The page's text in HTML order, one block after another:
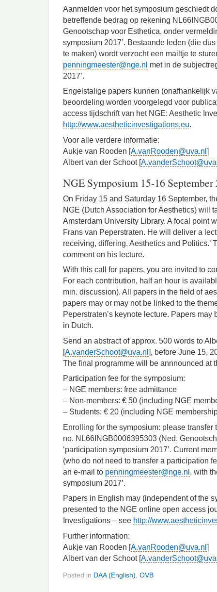
Aanmelden voor het symposium geschiedt
betreffende bedrag op rekening
Genootschap voor Esthetica, onder
symposium 2017’. Bestaande leden (die
te maken) wordt verzocht een mailtje te
penningmeester@nge.nl met in de
2017’.
Engelstalige papers kunnen (onafhankelijk
beoordeling worden voorgelegd voor
access tijdschrift van het NGE: Aesthetic
http://www.aestheticinvestigations.eu.
Voor alle verdere informatie:
Aukje van Rooden [A.vanRooden@uva.nl ]
Albert van der Schoot [
NGE Symposium 15-16
On Friday 15 and Saturday 16 September,
NGE (Dutch Association for Aesthetics) will
Amsterdam University Library. A focal point
Frans van Peperstraten. He will deliver a
receiving, differing. Aesthetics and Politics.’
comment on his lecture.
With this call for papers, you are invited to
For each contribution, half an hour is
min. discussion). All papers in the field of
papers may or may not be linked to the
Peperstraten’s keynote lecture. Papers
in Dutch.
Send an abstract of approx. 500 words to
[A.vanderSchoot@uva.nl ], before June 15,
The final programme will be annnounced at
Participation fee for the symposium:
– NGE members: free admittance
– Non-members: € 50 (including NGE
– Students: € 20 (including NGE
Enrolling for the symposium: please transfer
no. NL66INGB0006395303 (Ned.
‘participation symposium 2017’. Current
(who do not need to transfer a participation
an e-mail to penningmeester@nge.nl , with
symposium 2017’.
Papers in English may (independent of the
presented to the NGE online open access
Investigations – see http://
Further information:
Aukje van Rooden [A.vanRooden@uva.nl ]
Albert van der Schoot [
Posted in DAA (English) OVB